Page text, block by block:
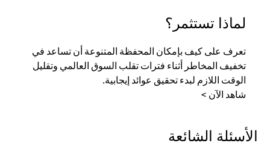
لماذا تستثمر؟
تعرف على كيف بإمكان المحفظة المتنوعة أن تساعد في
تخفيف المخاطر أثناء فترات تقلب السوق العالمي وتقليل
الوقت اللازم لبدء تحقيق عوائد إيجابية.
شاهد الآن >
الأسئلة الشائعة